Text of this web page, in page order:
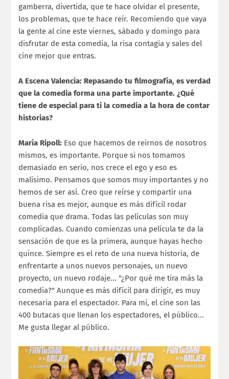
gamberra, divertida, que te hace olvidar el presente,
los problemas, que te hace reír. Recomiendo que vaya
la gente al cine este viernes, sábado y domingo para
disfrutar de esta comedia, la risa contagia y sales del
cine mejor que entras.
A Escena Valencia: Repasando tu filmografía, es verdad
que la comedia forma una parte importante. ¿Qué
tiene de especial para ti la comedia a la hora de contar
historias?
María Ripoll: Eso que hacemos de reirnos de nosotros
mismos, es importante. Porque si nos tomamos
demasiado en serio, nos crece el ego y eso es
malísimo. Pensamos que somos muy importantes y no
hemos de ser así. Creo que reírse y compartir una
buena risa es mejor, aunque es más difícil rodar
comedia que drama. Todas las películas son muy
complicadas. Cuando comienzas una película te da la
sensación de que es la primera, aunque hayas hecho
quince. Siempre es el reto de una nueva historia, de
enfrentarte a unos nuevos personajes, un nuevo
proyecto, un nuevo rodaje... "¿Por qué me tira más la
comedia?" Aunque es más difícil para dirigir, es muy
necesaria para el espectador. Para mí, el cine son las
400 butacas que llenan los espectadores, el público...
Me gusta llegar al público.